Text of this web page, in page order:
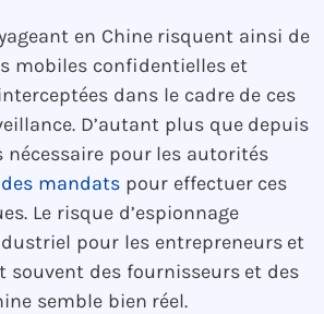
en Chine risquent ainsi de
mobiles confidentielles et
dans le cadre de ces
D’autant plus que depuis
nécessaire pour les autorités
des mandatspour effectuer ces
Le risque d’espionnage
pour les entrepreneurs et
souvent des fournisseurs et des
semble bien réel.